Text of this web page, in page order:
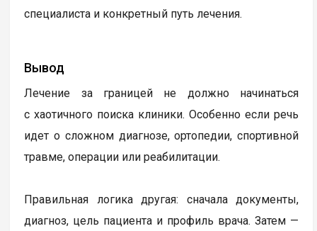
специалиста и конкретный путь лечения.
Вывод
Лечение за границей не должно начинаться
с хаотичного поиска клиники. Особенно если речь
идет о сложном диагнозе, ортопедии, спортивной
травме, операции или реабилитации.
Правильная логика другая: сначала документы,
диагноз, цель пациента и профиль врача. Затем —